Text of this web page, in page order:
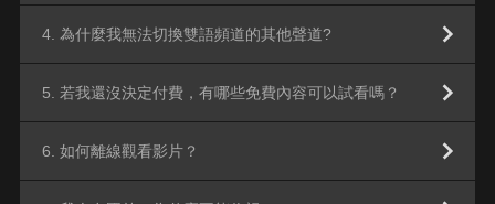
4. 為什麼我無法切換雙語頻道的其他聲道?
5. 若我還沒決定付費，有哪些免費內容可以試看嗎？
6. 如何離線觀看影片？